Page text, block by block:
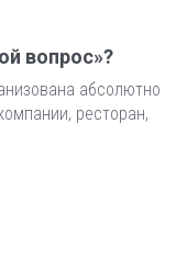
вопрос»?
абсолютно
ресторан,